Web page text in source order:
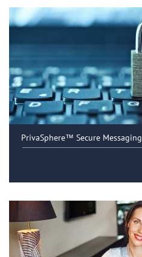
PrivaSphere™ Secure Messaging